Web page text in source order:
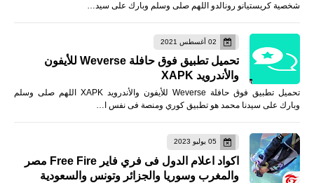
شخصية كريستيانو رونالدو اللهم صلى وسلم وبارك على سيد…
02 أغسطس 2021
تحميل تطبيق فوق حافلة Weverse للأيفون
والأندرويد XAPK
تحميل تطبيق فوق حافلة Weverse للأيفون والأندرويد XAPK اللهم صلى وسلم
وبارك على سيدنا محمد هو تطبيق كوري ومنصة فى نفس ا…
05 يوليو 2023
اكواد اعلام الدول فى فري فاير Free Fire مصر
والمغرب وسوريا والجزائر وتونس والسعودية